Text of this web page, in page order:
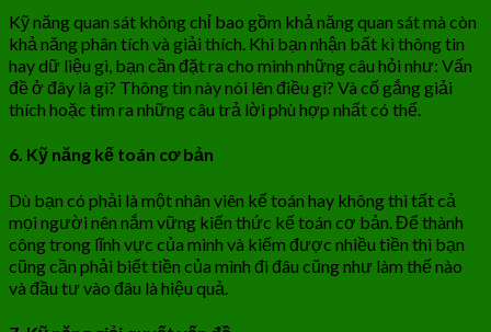
Kỹ năng quan sát không chỉ bao gồm khả năng quan sát mà còn
khả năng phân tích và giải thích. Khi bạn nhận bất kì thông tin
hay dữ liệu gì, bạn cần đặt ra cho mình những câu hỏi như: Vấn
đề ở đây là gì? Thông tin này nói lên điều gì? Và cố gắng giải
thích hoặc tìm ra những câu trả lời phù hợp nhất có thể.
6. Kỹ năng kế toán cơ bản
Dù bạn có phải là một nhân viên kế toán hay không thì tất cả
mọi người nên nắm vững kiến thức kế toán cơ bản. Để thành
công trong lĩnh vực của mình và kiếm được nhiều tiền thì bạn
cũng cần phải biết tiền của mình đi đâu cũng như làm thế nào
và đầu tư vào đâu là hiệu quả.